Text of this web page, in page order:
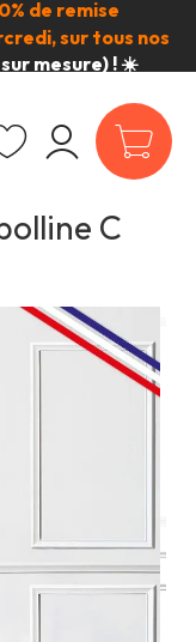
de remise
sur tous nos
mesure) ! ☀️
C